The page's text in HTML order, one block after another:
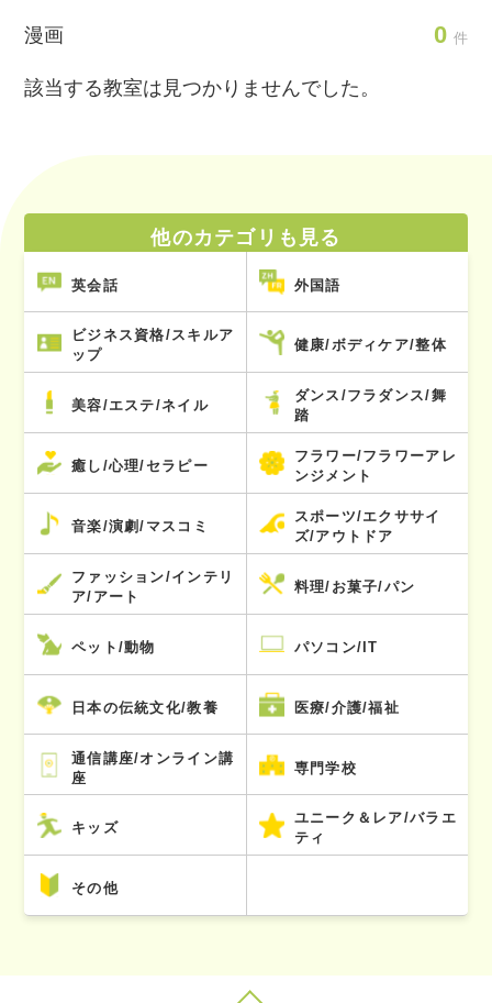
漫画 0 件
該当する教室は見つかりませんでした。
他のカテゴリも見る
英会話 外国語
ビジネス資格/スキルア
ップ
健康/ボディケア/整体
美容/エステ/ネイル
ダンス/フラダンス/舞
踏
癒し/心理/セラピー
フラワー/フラワーアレ
ンジメント
音楽/演劇/マスコミ
スポーツ/エクササイ
ズ/アウトドア
ファッション/インテリ
ア/アート
料理/お菓子/パン
ペット/動物 パソコン/IT
日本の伝統文化/教養 医療/介護/福祉
通信講座/オンライン講
座
専門学校
キッズ
ユニーク＆レア/バラエ
ティ
その他